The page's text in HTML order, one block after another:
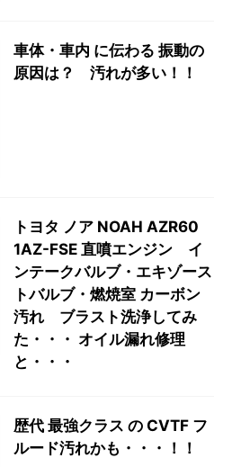
車体・車内 に伝わる 振動の
原因は？ 汚れが多い！！
トヨタ ノア NOAH AZR60
1AZ-FSE 直噴エンジン イ
ンテークバルブ・エキゾース
トバルブ・燃焼室 カーボン
汚れ ブラスト洗浄してみ
た・・・ オイル漏れ修理
と・・・
歴代 最強クラス の CVTF フ
ルード汚れかも・・・！！